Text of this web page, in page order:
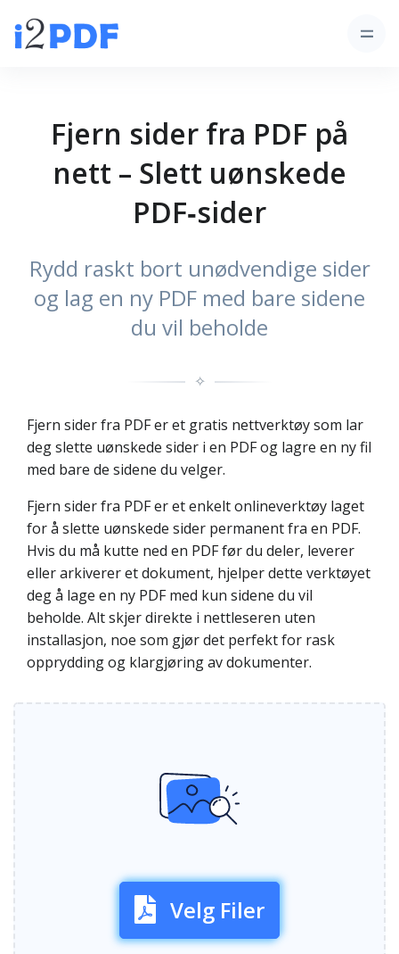
Fjern sider fra PDF på
nett – Slett uønskede
PDF‑sider
Rydd raskt bort unødvendige sider
og lag en ny PDF med bare sidene
du vil beholde
✧
Fjern sider fra PDF er et gratis nettverktøy som lar
deg slette uønskede sider i en PDF og lagre en ny fil
med bare de sidene du velger.
Fjern sider fra PDF er et enkelt onlineverktøy laget
for å slette uønskede sider permanent fra en PDF.
Hvis du må kutte ned en PDF før du deler, leverer
eller arkiverer et dokument, hjelper dette verktøyet
deg å lage en ny PDF med kun sidene du vil
beholde. Alt skjer direkte i nettleseren uten
installasjon, noe som gjør det perfekt for rask
opprydding og klargjøring av dokumenter.
Velg Filer